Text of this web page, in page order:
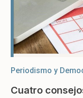
Periodismo y
Cuatro